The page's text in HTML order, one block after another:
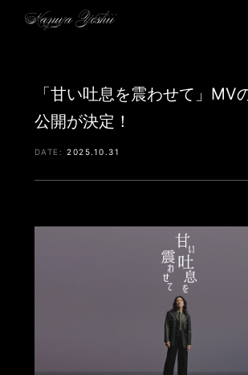
「甘い吐息を震わせて」MV
公開が決定！
2025.10.31